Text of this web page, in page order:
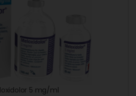
5 mg/ml